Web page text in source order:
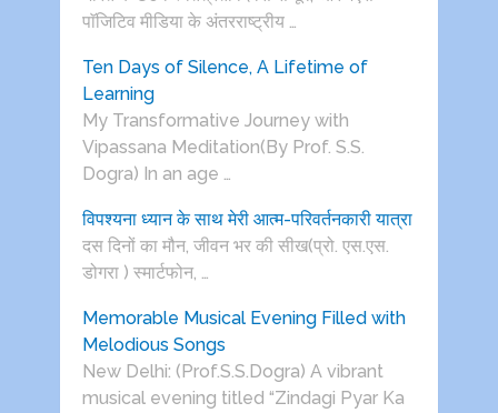
पाॅजिटिव मीडिया के अंतरराष्ट्रीय …
Ten Days of Silence, A Lifetime of
Learning
My Transformative Journey with
Vipassana Meditation(By Prof. S.S.
Dogra) In an age …
विपश्यना ध्यान के साथ मेरी आत्म-परिवर्तनकारी यात्रा
दस दिनों का मौन, जीवन भर की सीख(प्रो. एस.एस.
डोगरा ) स्मार्टफोन, …
Memorable Musical Evening Filled with
Melodious Songs
New Delhi: (Prof.S.S.Dogra) A vibrant
musical evening titled “Zindagi Pyar Ka